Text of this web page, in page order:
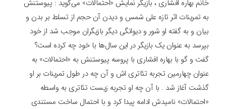
خانم بهاره افشاری ، بازیگر نمایش «احتمالات» می‌گوید : پیوستنش
به تمرینات اثر تازه علی شمس و دیدن آن حجم از تسلط بر بدن و
بیان و به گفته او شور و دیوانگی دیگر بازیگران موجب شد از خود
بپرسد به عنوان یک بازیگر در این سال‌ها با خود چه کرده است؟
گفت‌ و گو با بهاره افشاری با پروسه پیوستنش به «احتمالات» به
عنوان چهارمین تجربه تئاتری‌ اش و آن ‌چه در طول تمرینات بر او
گذشت آغاز شد . با آن‌ چه او تجربه زیست تئاتری به واسطه
«احتمالات» نامیدش ادامه پیدا کرد و با احتمال ساخت مستندی